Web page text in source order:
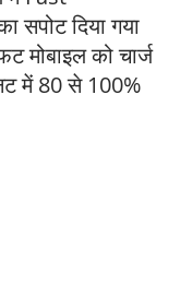
सपोट दिया गया
मोबाइल को चार्ज
में 80 से 100%